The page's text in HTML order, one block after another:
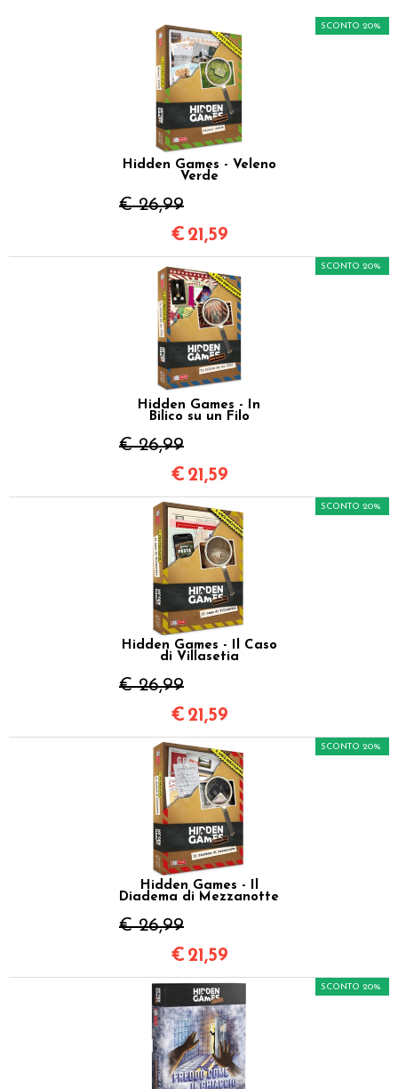
Hidden Games - Veleno
Verde
€ 26,99
SCONTO 20%
€ 21,59
Hidden Games - In
Bilico su un Filo
€ 26,99
SCONTO 20%
€ 21,59
Hidden Games - Il Caso
di Villasetia
€ 26,99
SCONTO 20%
€ 21,59
Hidden Games - Il
Diadema di Mezzanotte
€ 26,99
SCONTO 20%
€ 21,59
SCONTO 20%